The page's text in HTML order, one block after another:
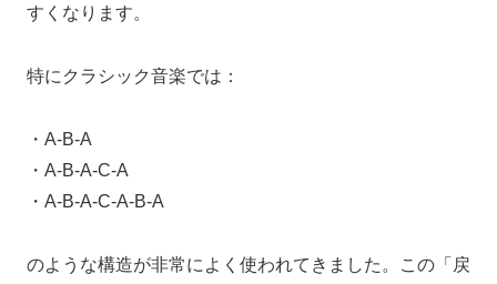
すくなります。
特にクラシック音楽では：
・A-B-A
・A-B-A-C-A
・A-B-A-C-A-B-A
のような構造が非常によく使われてきました。この「戻